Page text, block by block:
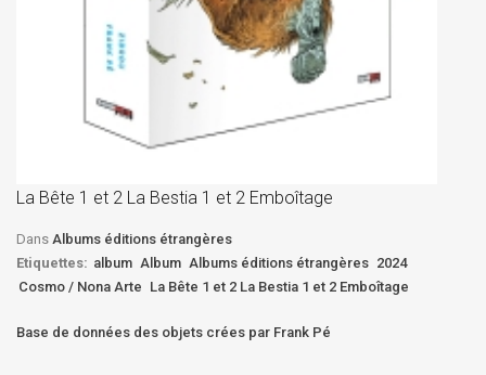
La Bête 1 et 2 La Bestia 1 et 2 Emboîtage
Dans Albums éditions étrangères
Etiquettes: album Album Albums éditions étrangères 2024
Cosmo / Nona Arte La Bête 1 et 2 La Bestia 1 et 2 Emboîtage
Base de données des objets crées par Frank Pé